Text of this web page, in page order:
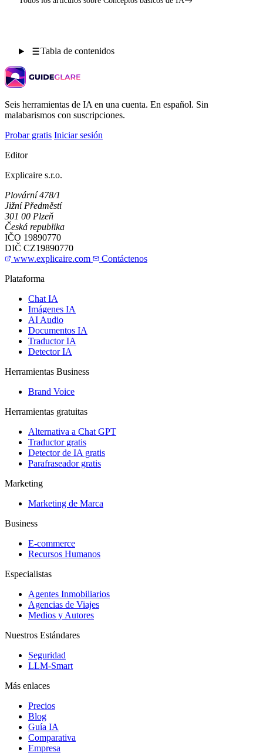
Tabla de contenidos
Seis herramientas de IA en una cuenta. En español. Sin
malabarismos con suscripciones.
Probar gratis Iniciar sesión
Editor
Explicaire s.r.o.
Plovární 478/1
Jižní Předměstí
301 00 Plzeň
Česká republika
IČO 19890770
DIČ CZ19890770
www.explicaire.com
Contáctenos
Plataforma
Chat IA
Imágenes IA
AI Audio
Documentos IA
Traductor IA
Detector IA
Herramientas Business
Brand Voice
Herramientas gratuitas
Alternativa a Chat GPT
Traductor gratis
Detector de IA gratis
Parafraseador gratis
Marketing
Marketing de Marca
Business
E-commerce
Recursos Humanos
Especialistas
Agentes Inmobiliarios
Agencias de Viajes
Medios y Autores
Nuestros Estándares
Seguridad
LLM-Smart
Más enlaces
Precios
Blog
Guía IA
Comparativa
Empresa